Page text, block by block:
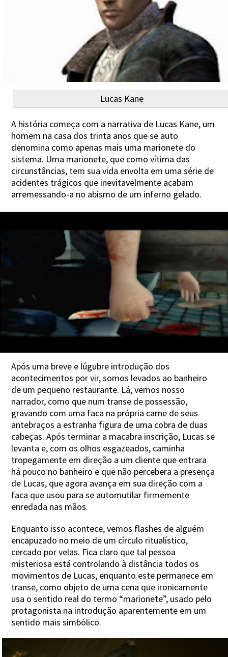
Lucas Kane
A história começa com a narrativa de Lucas Kane, um
homem na casa dos trinta anos que se auto
denomina como apenas mais uma marionete do
sistema. Uma marionete, que como vítima das
circunstâncias, tem sua vida envolta em uma série de
acidentes trágicos que inevitavelmente acabam
arremessando-a no abismo de um inferno gelado.
Após uma breve e lúgubre introdução dos
acontecimentos por vir, somos levados ao banheiro
de um pequeno restaurante. Lá, vemos nosso
narrador, como que num transe de possessão,
gravando com uma faca na própria carne de seus
antebraços a estranha figura de uma cobra de duas
cabeças. Após terminar a macabra inscrição, Lucas se
levanta e, com os olhos esgazeados, caminha
tropegamente em direção a um cliente que entrara
há pouco no banheiro e que não percebera a presença
de Lucas, que agora avança em sua direção com a
faca que usou para se automutilar firmemente
enredada nas mãos.
Enquanto isso acontece, vemos flashes de alguém
encapuzado no meio de um círculo ritualístico,
cercado por velas. Fica claro que tal pessoa
misteriosa está controlando à distância todos os
movimentos de Lucas, enquanto este permanece em
transe, como objeto de uma cena que ironicamente
usa o sentido real do termo “marionete”, usado pelo
protagonista na introdução aparentemente em um
sentido mais simbólico.